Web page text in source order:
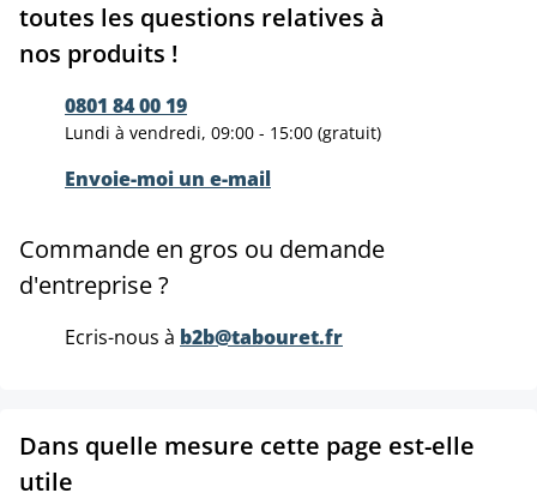
toutes les questions relatives à
nos produits !
0801 84 00 19
Lundi à vendredi, 09:00 - 15:00 (gratuit)
Envoie-moi un e-mail
Commande en gros ou demande
d'entreprise ?
Ecris-nous à b2b@tabouret.fr
Dans quelle mesure cette page est-elle
utile